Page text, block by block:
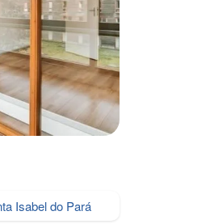
Isabel do Pará